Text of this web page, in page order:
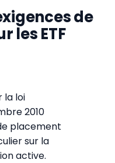
de
les ETF
la loi
2010
placement
sur la
active.